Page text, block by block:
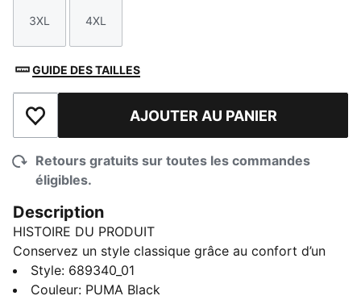
Taille
3XL
Taille
4XL
GUIDE DES TAILLES
Ajouter à la liste de souhaits
AJOUTER AU PANIER
Retours gratuits sur toutes les commandes
éligibles.
Description
HISTOIRE DU PRODUIT
Conservez un style classique grâce au confort d’un
maillot doux et à un style sans effort. Fait pour les
journées décontractées ou la détente après la gym, ce
Style: 689340_01
Couleur: PUMA Black